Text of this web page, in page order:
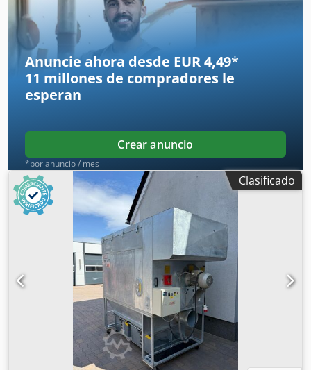
o avión) incluido el despacho de aduanas Obtención de
una oferta de leasing
Anuncie ahora desde EUR 4,49*
11 millones de compradores le
esperan
Crear anuncio
*por anuncio / mes
Clasificado